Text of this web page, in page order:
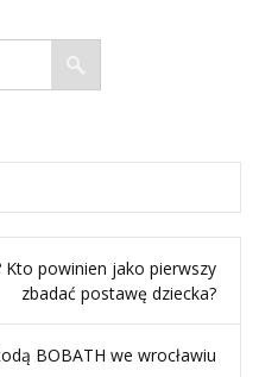
powinien jako pierwszy
zbadać postawę dziecka?
BOBATH we wrocławiu